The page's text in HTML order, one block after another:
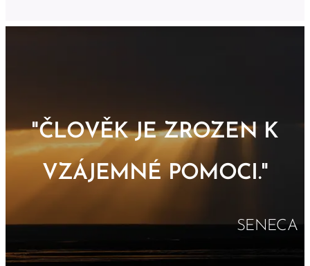
"ČLOVĚK JE ZROZEN K
VZÁJEMNÉ POMOCI."
SENECA